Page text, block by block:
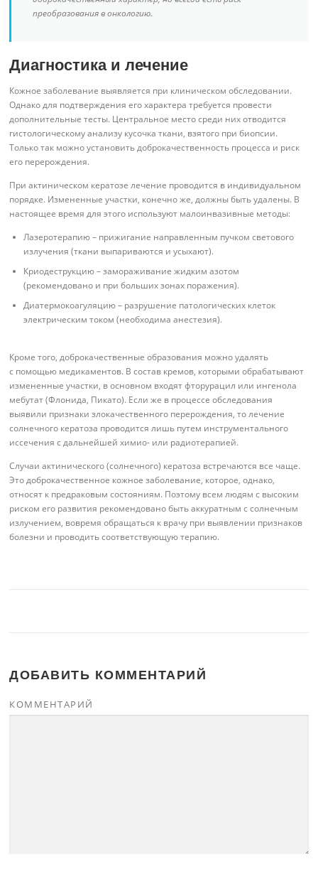
преобразования в онкологию.
Диагностика и лечение
Кожное заболевание выявляется при клиническом обследовании.
Однако для подтверждения его характера требуется провести
дополнительные тесты. Центральное место среди них отводится
гистологическому анализу кусочка ткани, взятого при биопсии.
Только так можно установить доброкачественность процесса и риск
его перерождения.
При актиническом кератозе лечение проводится в индивидуальном
порядке. Измененные участки, конечно же, должны быть удалены. В
настоящее время для этого используют малоинвазивные методы:
Лазеротерапию – прижигание направленным пучком светового
излучения (ткани выпариваются и усыхают).
Криодеструкцию – замораживание жидким азотом
(рекомендовано и при больших зонах поражения).
Диатермокоагуляцию – разрушение патологических клеток
электрическим током (необходима анестезия).
Кроме того, доброкачественные образования можно удалять
с помощью медикаментов. В состав кремов, которыми обрабатывают
измененные участки, в основном входят фторурацил или ингенола
мебутат (Флонида, Пикато). Если же в процессе обследования
выявили признаки злокачественного перерождения, то лечение
солнечного кератоза проводится лишь путем инструментального
иссечения с дальнейшей химио- или радиотерапией.
Случаи актинического (солнечного) кератоза встречаются все чаще.
Это доброкачественное кожное заболевание, которое, однако,
относят к предраковым состояниям. Поэтому всем людям с высоким
риском его развития рекомендовано быть аккуратным с солнечным
излучением, вовремя обращаться к врачу при выявлении признаков
болезни и проводить соответствующую терапию.
ДОБАВИТЬ КОММЕНТАРИЙ
КОММЕНТАРИЙ